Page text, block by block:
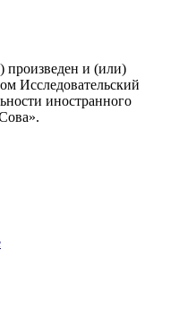
произведен и (или)
Исследовательский
иностранного